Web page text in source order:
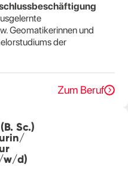
Geomatikerinnen und
der
Zum Beruf
Sc.)
w/d)